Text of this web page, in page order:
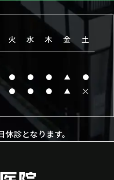
火 水 木 金 土
● ● ● ▲ ●
● ● ● ▲ ×
診となります。